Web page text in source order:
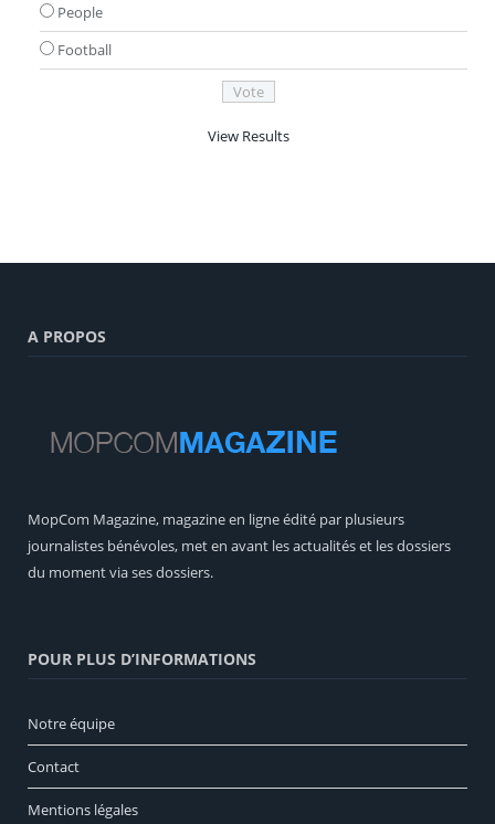
People
Football
View Results
A PROPOS
MopCom Magazine, magazine en ligne édité par plusieurs
journalistes bénévoles, met en avant les actualités et les dossiers
du moment via ses dossiers.
POUR PLUS D’INFORMATIONS
Notre équipe
Contact
Mentions légales